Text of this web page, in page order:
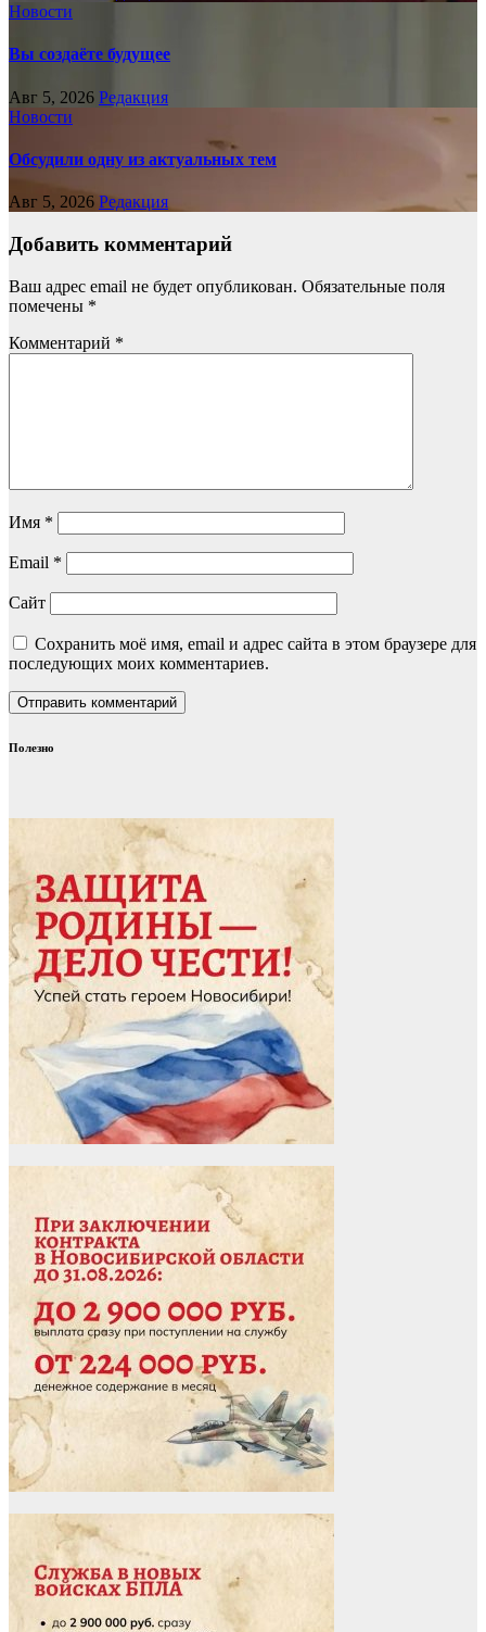
Новости
Вы создаёте будущее
Авг 5, 2026 Редакция
Новости
Обсудили одну из актуальных тем
Авг 5, 2026 Редакция
Добавить комментарий
Ваш адрес email не будет опубликован. Обязательные поля
помечены *
Комментарий *
Имя *
Email *
Сайт
Сохранить моё имя, email и адрес сайта в этом браузере для
последующих моих комментариев.
Полезно